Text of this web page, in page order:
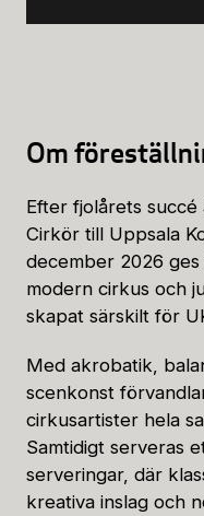
Om
Efter fjolårets
Cirkör till Uppsala
december 2026
modern cirkus och
skapat särskilt för
Med akrobatik,
scenkonst
cirkusartister hela
Samtidigt serveras
serveringar, där
kreativa inslag och